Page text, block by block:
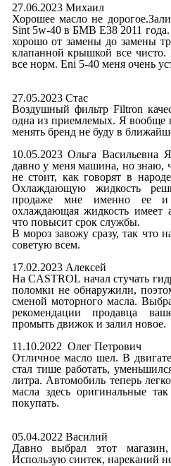
27.06.2023 Михаил
Хорошее масло не
Sint 5w-40 в БМВ E38 2011
хорошо от замены до замены
клапанной крышкой все
все норм. Eni 5-40 меня очень
27.05.2023 Стас
Воздушный фильтр Filtron
одна из приемлемых. Я вообще
менять бренд не буду в
10.05.2023 Ольга Васильевна
давно у меня машина, но знаю,
не стоит, как говорят в
Охлаждающую жидкость
продаже мне именно ее и
охлаждающая жидкость имеет
что повысит срок службы.
В мороз завожу сразу, так что
советую всем.
17.02.2023 Алексей
На CASTROL начал стучать
поломки не обнаружили,
сменой моторного масла.
рекомендации продавца
промыть движок и залил новое.
11.10.2022 Олег Петрович
Отличное масло шел. В
стал тише работать,
литра. Автомобиль теперь
масла здесь оригинальные
покупать.
05.04.2022 Василий
Давно выбрал этот магазин,
Использую синтек, нареканий